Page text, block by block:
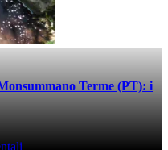
Terme (PT): i